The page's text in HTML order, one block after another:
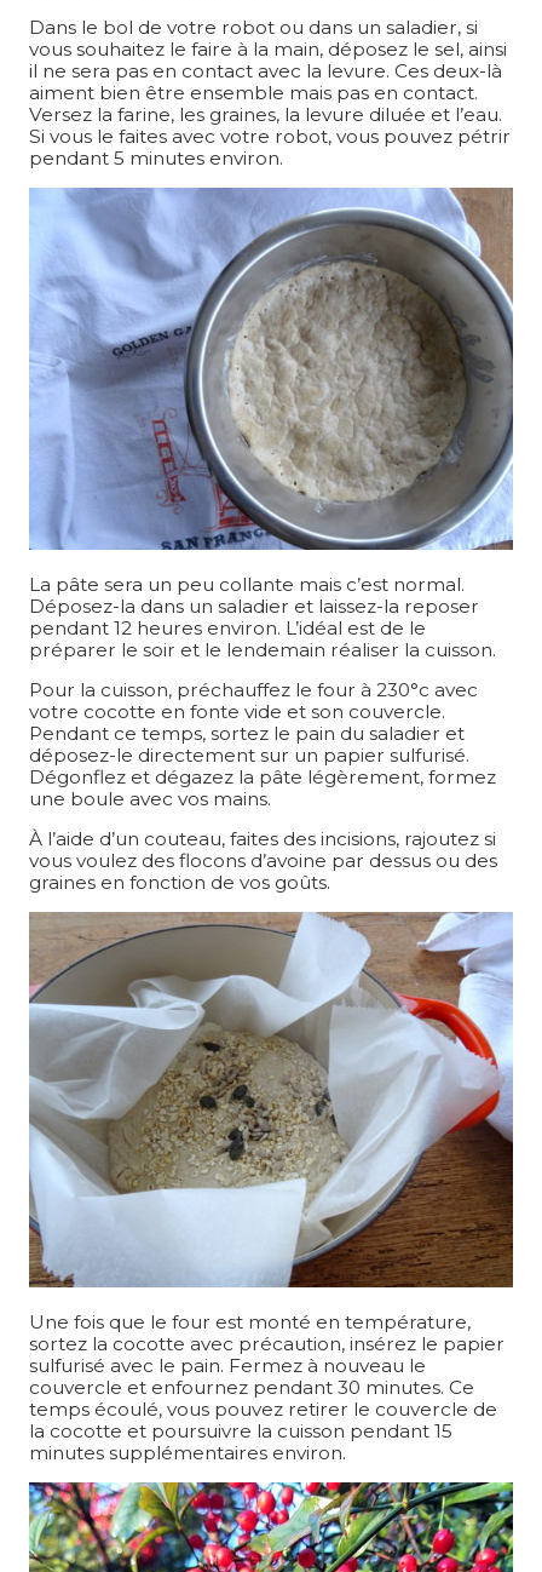
Dans le bol de votre robot ou dans un saladier, si
vous souhaitez le faire à la main, déposez le sel, ainsi
il ne sera pas en contact avec la levure. Ces deux-là
aiment bien être ensemble mais pas en contact.
Versez la farine, les graines, la levure diluée et l’eau.
Si vous le faites avec votre robot, vous pouvez pétrir
pendant 5 minutes environ.
La pâte sera un peu collante mais c’est normal.
Déposez-la dans un saladier et laissez-la reposer
pendant 12 heures environ. L’idéal est de le
préparer le soir et le lendemain réaliser la cuisson.
Pour la cuisson, préchauffez le four à 230°c avec
votre cocotte en fonte vide et son couvercle.
Pendant ce temps, sortez le pain du saladier et
déposez-le directement sur un papier sulfurisé.
Dégonflez et dégazez la pâte légèrement, formez
une boule avec vos mains.
À l’aide d’un couteau, faites des incisions, rajoutez si
vous voulez des flocons d’avoine par dessus ou des
graines en fonction de vos goûts.
Une fois que le four est monté en température,
sortez la cocotte avec précaution, insérez le papier
sulfurisé avec le pain. Fermez à nouveau le
couvercle et enfournez pendant 30 minutes. Ce
temps écoulé, vous pouvez retirer le couvercle de
la cocotte et poursuivre la cuisson pendant 15
minutes supplémentaires environ.